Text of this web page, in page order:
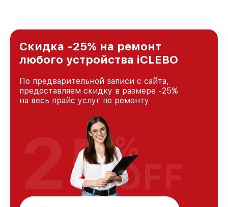
Скидка -25% на ремонт
любого устройства iCLEBO
По предварительной записи с сайта,
предоставляем скидку в размере -25%
на весь прайс услуг по ремонту
25%
OFF